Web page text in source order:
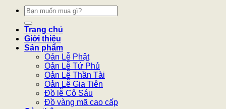
Tìm
kiếm:
Trang chủ
Giới thiệu
Sản phẩm
Oản Lễ Phật
Oản Lễ Tứ Phủ
Oản Lễ Thần Tài
Oản Lễ Gia Tiên
Đồ lễ Cô Sáu
Đồ vàng mã cao cấp